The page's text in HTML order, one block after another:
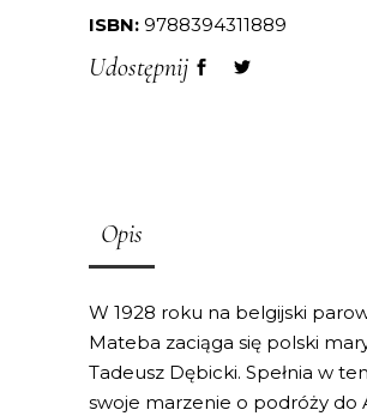
ISBN: 9788394311889
Udostępnij
Opis
W 1928 roku na belgijski
Mateba zaciąga się polski
Tadeusz Dębicki. Spełnia w
swoje marzenie o podróży do